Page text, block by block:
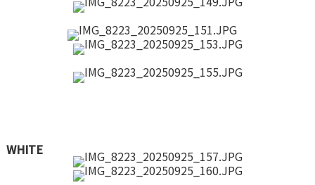
WHITE